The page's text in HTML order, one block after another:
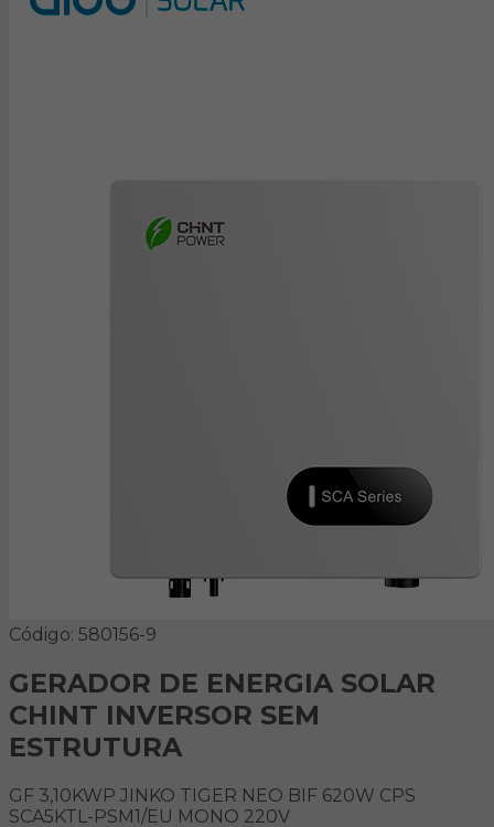
Código: 580156-9
GERADOR DE ENERGIA SOLAR
CHINT INVERSOR SEM
ESTRUTURA
GF 3,10KWP JINKO TIGER NEO BIF 620W CPS
SCA5KTL-PSM1/EU MONO 220V